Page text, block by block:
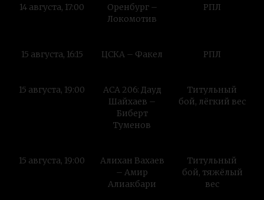
14 августа, 17:00
Оренбург –
Локомотив
РПЛ
15 августа, 16:15 ЦСКА – Факел РПЛ
15 августа, 19:00
АСА 206: Дауд
Шайхаев –
Биберт
Туменов
Титульный
бой, лёгкий вес
15 августа, 19:00
Алихан Вахаев
– Амир
Алиакбари
Титульный
бой, тяжёлый
вес